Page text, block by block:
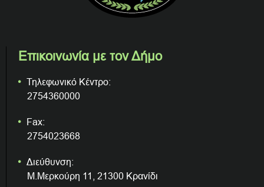
Επικοινωνία με τον Δήμο
Τηλεφωνικό Κέντρο:
2754360000
Fax:
2754023668
Διεύθυνση:
Μ.Μερκούρη 11, 21300 Κρανίδι